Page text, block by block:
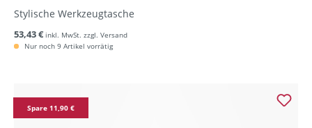
Stylische Werkzeugtasche
53,43 € inkl. MwSt. zzgl. Versand
Nur noch 9 Artikel vorrätig
Spare 11,90 €